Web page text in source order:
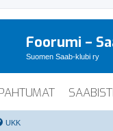
Foorumi –
Suomen Saab-klubi ry
SAABISTI
UKK